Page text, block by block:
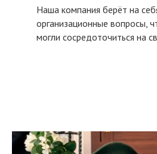
Наша компания берёт на
организационные вопросы,
могли сосредоточиться на